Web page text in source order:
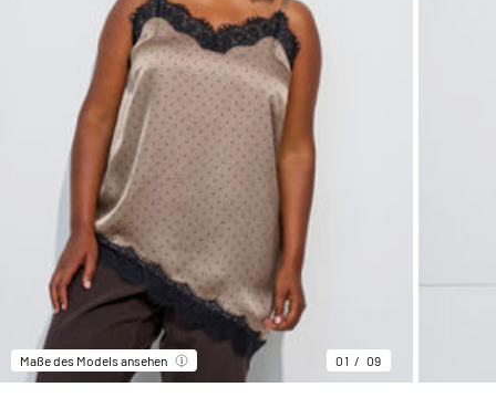
Maße des Models ansehen 01 09